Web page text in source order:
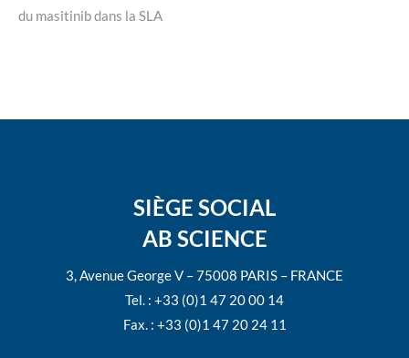
du masitinib dans la SLA
SIÈGE SOCIAL
AB SCIENCE
3, Avenue George V – 75008 PARIS – FRANCE
Tel. : +33 (0)1 47 20 00 14
Fax. : +33 (0)1 47 20 24 11